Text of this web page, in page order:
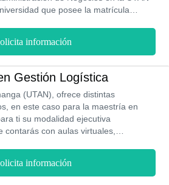
que posee la matrícula
de 2 años. Al obtener este título,
en múltiples departamentos,
MXN al mes.
información
Gestión Logística
(UTAN), ofrece distintas
en este caso para la maestría en
ti su modalidad ejecutiva
contarás con aulas virtuales,
flexibles adaptados a tus
para su parte presencial como la
información